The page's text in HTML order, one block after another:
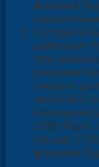
феврале
Сегодня в
действует
значение
следует
число без
последний
так как
феврале